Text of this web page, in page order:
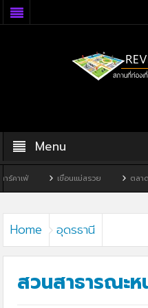
Menu
เขื่อนแม่สรวย ตลาดโก้งโค้ง บ้านแส
Home อุดรธานี
สวนสาธารณะ